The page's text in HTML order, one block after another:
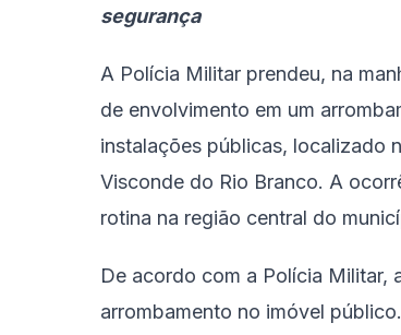
segurança
A Polícia Militar prendeu, na
de envolvimento em um
instalações públicas, localizado
Visconde do Rio Branco. A
rotina na região central do
De acordo com a Polícia Militar,
arrombamento no imóvel